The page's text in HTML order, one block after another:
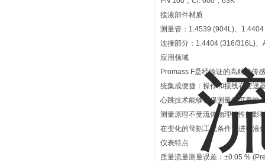
接液部件材质
测量管：1.4539 (904L)、
连接部分：1.4404 (316/316L)
应用领域
Promass F是经验证的高精度传
统集成便捷：操作和接线在变送
心跳技术能够确保测量的可靠性
测量原理不受流体物理特性的影
在变化的苛刻工况条件下进行液
仪表特点
质量流量测量误差：±0.05 %